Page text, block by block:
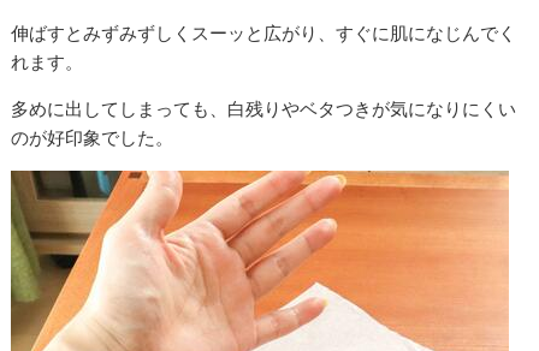
伸ばすとみずみずしくスーッと広がり、すぐに肌になじんでく
れます。
多めに出してしまっても、白残りやベタつきが気になりにくい
のが好印象でした。